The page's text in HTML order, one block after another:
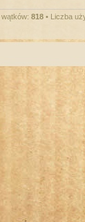
wątków: 818 • Liczba